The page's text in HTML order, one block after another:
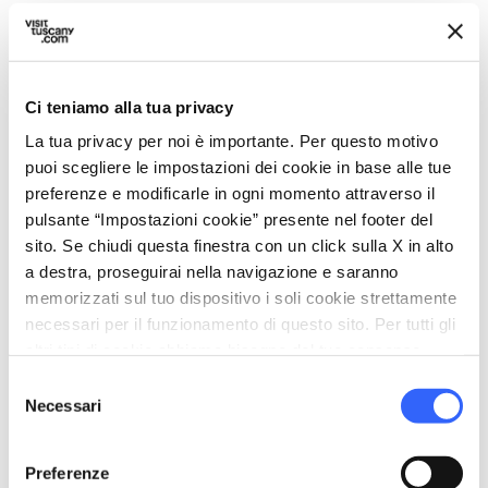
Ci teniamo alla tua privacy
La tua privacy per noi è importante. Per questo motivo
puoi scegliere le impostazioni dei cookie in base alle tue
preferenze e modificarle in ogni momento attraverso il
pulsante “Impostazioni cookie” presente nel footer del
sito. Se chiudi questa finestra con un click sulla X in alto
a destra, proseguirai nella navigazione e saranno
memorizzati sul tuo dispositivo i soli cookie strettamente
necessari per il funzionamento di questo sito. Per tutti gli
delNecessari
Preferenze
4. Da Piazza Alberica a via
map Mostra su mappa